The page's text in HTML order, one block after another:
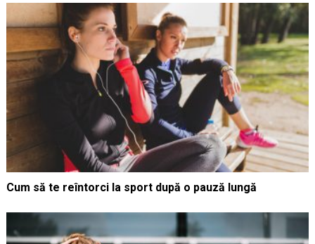
Cum să te reîntorci la sport după o pauză lungă